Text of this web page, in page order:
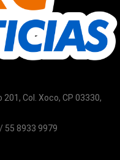
Col. Xoco, CP 03330,
55 8933 9979